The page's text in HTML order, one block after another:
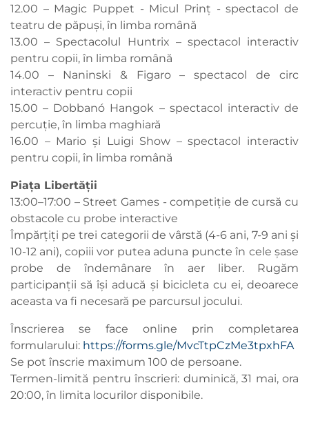
12.00 – Magic Puppet - Micul Prinț - spectacol de
teatru de păpuși, în limba română
13.00 – Spectacolul Huntrix – spectacol interactiv
pentru copii, în limba română
14.00 – Naninski & Figaro – spectacol de circ
interactiv pentru copii
15.00 – Dobbanó Hangok – spectacol interactiv de
percuție, în limba maghiară
16.00 – Mario și Luigi Show – spectacol interactiv
pentru copii, în limba română
Piața Libertății
13:00–17:00 – Street Games - competiție de cursă cu
obstacole cu probe interactive
Împărțiți pe trei categorii de vârstă (4-6 ani, 7-9 ani și
10-12 ani), copiii vor putea aduna puncte în cele șase
probe de îndemânare în aer liber. Rugăm
participanții să își aducă și bicicleta cu ei, deoarece
aceasta va fi necesară pe parcursul jocului.
Înscrierea se face online prin completarea
formularului: https://forms.gle/MvcTtpCzMe3tpxhFA
Se pot înscrie maximum 100 de persoane.
Termen-limită pentru înscrieri: duminică, 31 mai, ora
20:00, în limita locurilor disponibile.